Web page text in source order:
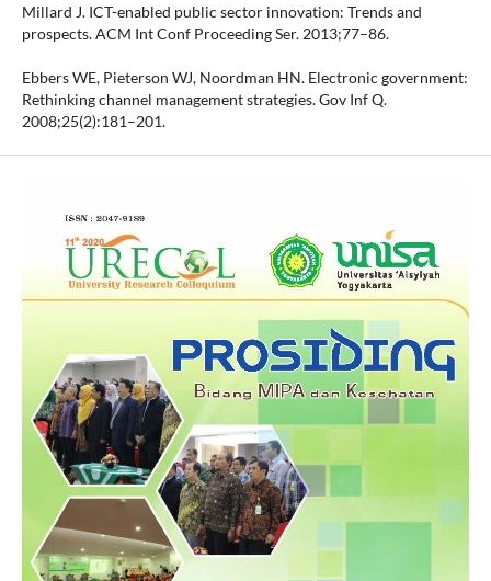
Millard J. ICT-enabled public sector innovation: Trends and
prospects. ACM Int Conf Proceeding Ser. 2013;77–86.
Ebbers WE, Pieterson WJ, Noordman HN. Electronic government:
Rethinking channel management strategies. Gov Inf Q.
2008;25(2):181–201.